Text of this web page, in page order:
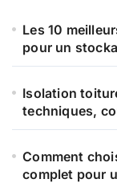
Les 10
pour un
Isolation
techniques,
Comment
complet pour